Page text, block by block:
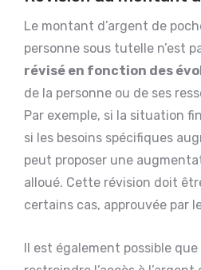
Le montant d’argent de
personne sous tutelle n’est
révisé en fonction des
de la personne ou de ses
Par exemple, si la situation
si les besoins spécifiques
peut proposer une
alloué. Cette révision doit
certains cas, approuvée par
Il est également possible